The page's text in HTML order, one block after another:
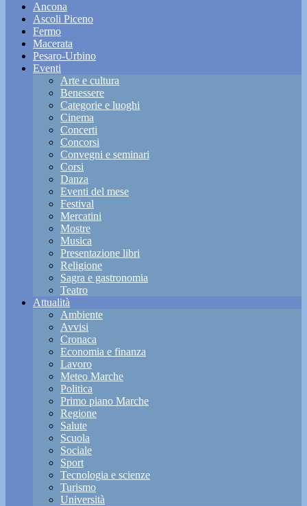
Ancona
Ascoli Piceno
Fermo
Macerata
Pesaro-Urbino
Eventi
Arte e cultura
Benessere
Categorie e luoghi
Cinema
Concerti
Concorsi
Convegni e seminari
Corsi
Danza
Eventi del mese
Festival
Mercatini
Mostre
Musica
Presentazione libri
Religione
Sagra e gastronomia
Teatro
Attualità
Ambiente
Avvisi
Cronaca
Economia e finanza
Lavoro
Meteo Marche
Politica
Primo piano Marche
Regione
Salute
Scuola
Sociale
Sport
Tecnologia e scienze
Turismo
Università